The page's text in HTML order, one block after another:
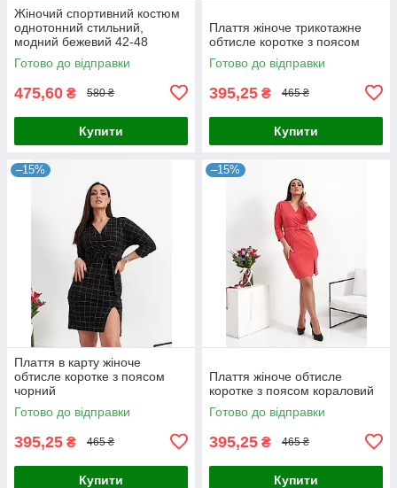
Жіночий спортивний костюм
однотонний стильний,
модний бежевий 42-48
Готово до відправки
475,60 ₴ 580 ₴
Купити
Плаття жіноче трикотажне
обтисле коротке з поясом
Готово до відправки
395,25 ₴ 465 ₴
Купити
–15%
Плаття в карту жіноче
обтисле коротке з поясом
чорний
Готово до відправки
395,25 ₴ 465 ₴
Купити
–15%
Плаття жіноче обтисле
коротке з поясом кораловий
Готово до відправки
395,25 ₴ 465 ₴
Купити